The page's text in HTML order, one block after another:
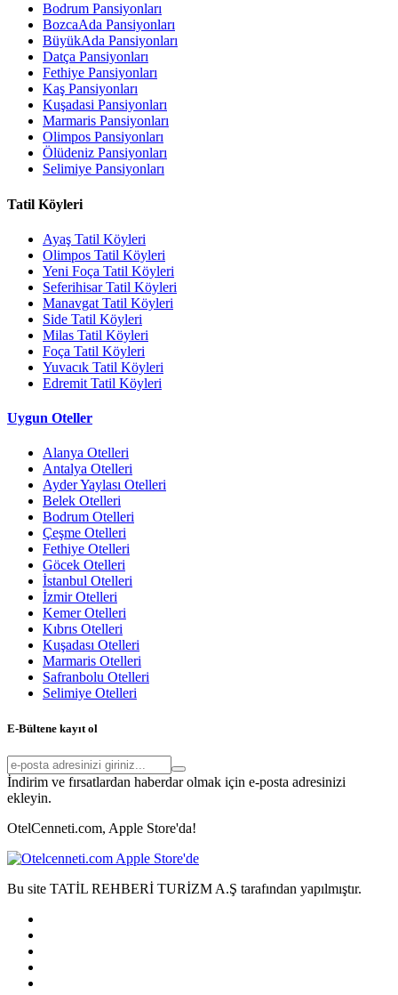
Bodrum Pansiyonları
BozcaAda Pansiyonları
BüyükAda Pansiyonları
Datça Pansiyonları
Fethiye Pansiyonları
Kaş Pansiyonları
Kuşadasi Pansiyonları
Marmaris Pansiyonları
Olimpos Pansiyonları
Ölüdeniz Pansiyonları
Selimiye Pansiyonları
Tatil Köyleri
Ayaş Tatil Köyleri
Olimpos Tatil Köyleri
Yeni Foça Tatil Köyleri
Seferihisar Tatil Köyleri
Manavgat Tatil Köyleri
Side Tatil Köyleri
Milas Tatil Köyleri
Foça Tatil Köyleri
Yuvacık Tatil Köyleri
Edremit Tatil Köyleri
Uygun Oteller
Alanya Otelleri
Antalya Otelleri
Ayder Yaylası Otelleri
Belek Otelleri
Bodrum Otelleri
Çeşme Otelleri
Fethiye Otelleri
Göcek Otelleri
İstanbul Otelleri
İzmir Otelleri
Kemer Otelleri
Kıbrıs Otelleri
Kuşadası Otelleri
Marmaris Otelleri
Safranbolu Otelleri
Selimiye Otelleri
E-Bültene kayıt ol
İndirim ve fırsatlardan haberdar olmak için e-posta adresinizi
ekleyin.
OtelCenneti.com, Apple Store'da!
Bu site TATİL REHBERİ TURİZM A.Ş tarafından yapılmıştır.